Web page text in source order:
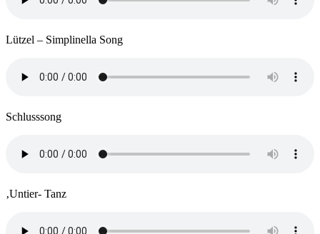
Lützel – Simplinella Song
Schlusssong
‚Untier- Tanz